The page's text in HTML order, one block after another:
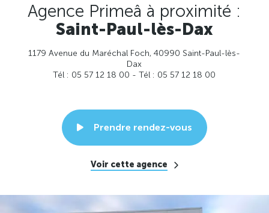
Agence Primeâ à proximité :
Saint-Paul-lès-Dax
1179 Avenue du Maréchal Foch, 40990 Saint-Paul-lès-
Dax
Tél : 05 57 12 18 00 - Tél : 05 57 12 18 00
Prendre rendez-vous
Voir cette agence